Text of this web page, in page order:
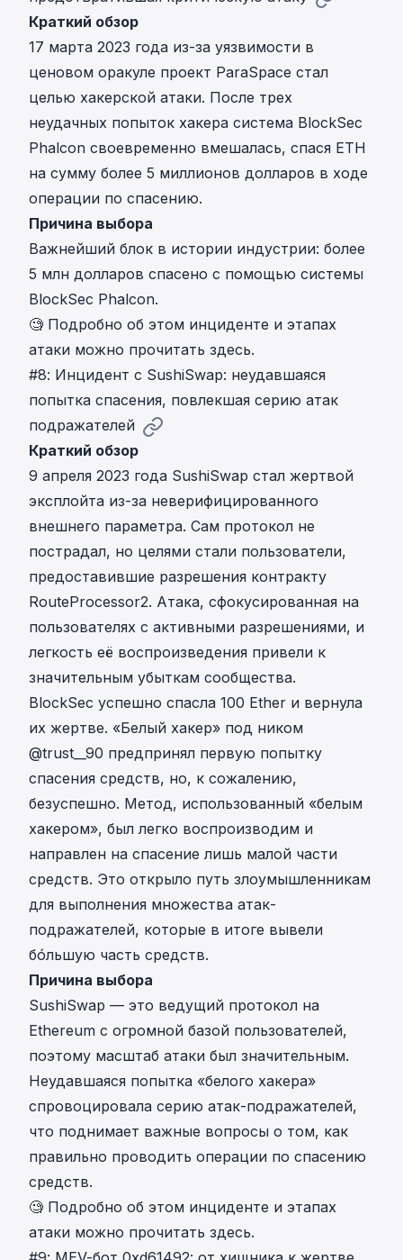
Краткий обзор
17 марта 2023 года из-за уязвимости в
ценовом оракуле проект ParaSpace стал
целью хакерской атаки. После трех
неудачных попыток хакера система BlockSec
Phalcon своевременно вмешалась, спася ETH
на сумму более 5 миллионов долларов в ходе
операции по спасению.
Причина выбора
Важнейший блок в истории индустрии: более
5 млн долларов спасено с помощью системы
BlockSec Phalcon.
🧐 Подробно об этом инциденте и этапах
атаки можно прочитать здесь.
#8: Инцидент с SushiSwap: неудавшаяся
попытка спасения, повлекшая серию атак
подражателей
Краткий обзор
9 апреля 2023 года SushiSwap стал жертвой
эксплойта из-за неверифицированного
внешнего параметра. Сам протокол не
пострадал, но целями стали пользователи,
предоставившие разрешения контракту
RouteProcessor2. Атака, сфокусированная на
пользователях с активными разрешениями, и
легкость её воспроизведения привели к
значительным убыткам сообщества.
BlockSec успешно спасла 100 Ether и вернула
их жертве. «Белый хакер» под ником
@trust__90 предпринял первую попытку
спасения средств, но, к сожалению,
безуспешно. Метод, использованный «белым
хакером», был легко воспроизводим и
направлен на спасение лишь малой части
средств. Это открыло путь злоумышленникам
для выполнения множества атак-
подражателей, которые в итоге вывели
бóльшую часть средств.
Причина выбора
SushiSwap — это ведущий протокол на
Ethereum с огромной базой пользователей,
поэтому масштаб атаки был значительным.
Неудавшаяся попытка «белого хакера»
спровоцировала серию атак-подражателей,
что поднимает важные вопросы о том, как
правильно проводить операции по спасению
средств.
🧐 Подробно об этом инциденте и этапах
атаки можно прочитать здесь.